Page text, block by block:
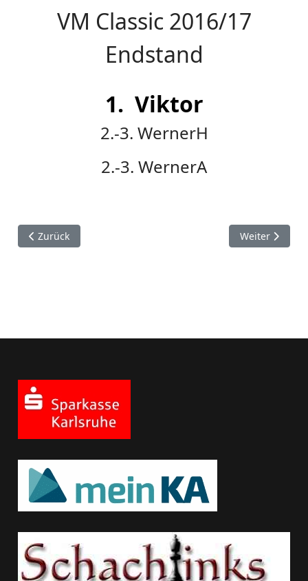
VM Classic 2016/17
Endstand
1. Viktor
2.-3. WernerH
2.-3. WernerA
Vorheriger Beitrag: Bezirksjugendeinzelmeisterschaft 2009/
Zurück Nächster
Weiter